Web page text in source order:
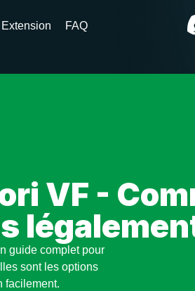
Extension FAQ
VF -
guide complet pour
sont les options
facilement.